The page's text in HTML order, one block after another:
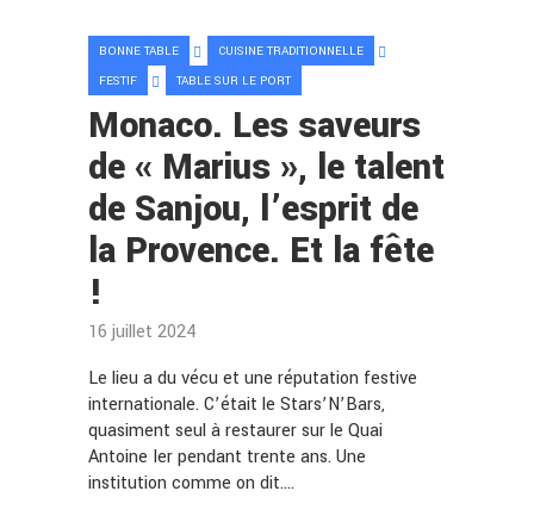
BONNE TABLE
CUISINE TRADITIONNELLE
FESTIF
TABLE SUR LE PORT
Monaco. Les saveurs
de « Marius », le talent
de Sanjou, l’esprit de
la Provence. Et la fête
!
16 juillet 2024
Le lieu a du vécu et une réputation festive
internationale. C’était le Stars’N’Bars,
quasiment seul à restaurer sur le Quai
Antoine Ier pendant trente ans. Une
institution comme on dit.…